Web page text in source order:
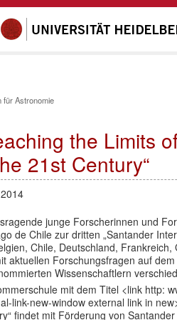
für Astronomie
the Limits
21st Century“
junge Forscherinnen und
de Chile zur dritten „Santander
Chile, Deutschland,
aktuellen Forschungsfragen auf
Wissenschaftlern
mit dem Titel <link http:
link-new-window external link in
findet mit Förderung von